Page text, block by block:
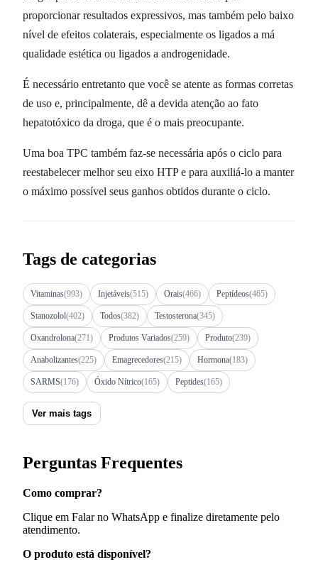
proporcionar resultados expressivos, mas também pelo baixo
nível de efeitos colaterais, especialmente os ligados a má
qualidade estética ou ligados a androgenidade.
É necessário entretanto que você se atente as formas corretas
de uso e, principalmente, dê a devida atenção ao fato
hepatotóxico da droga, que é o mais preocupante.
Uma boa TPC também faz-se necessária após o ciclo para
reestabelecer melhor seu eixo HTP e para auxiliá-lo a manter
o máximo possível seus ganhos obtidos durante o ciclo.
Tags de categorias
Vitaminas(993) Injetáveis(515) Orais(466) Peptídeos(465)
Stanozolol(402) Todos(382) Testosterona(345)
Oxandrolona(271) Produtos Variados(259) Produto(239)
Anabolizantes(225) Emagrecedores(215) Hormona(183)
SARMS(176) Óxido Nítrico(165) Peptides(165)
Ver mais tags
Perguntas Frequentes
Como comprar?
Clique em Falar no WhatsApp e finalize diretamente pelo
atendimento.
O produto está disponível?